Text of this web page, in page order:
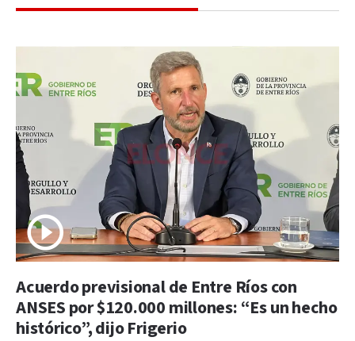
Acuerdo previsional de Entre Ríos con
ANSES por $120.000 millones: “Es un hecho
histórico”, dijo Frigerio